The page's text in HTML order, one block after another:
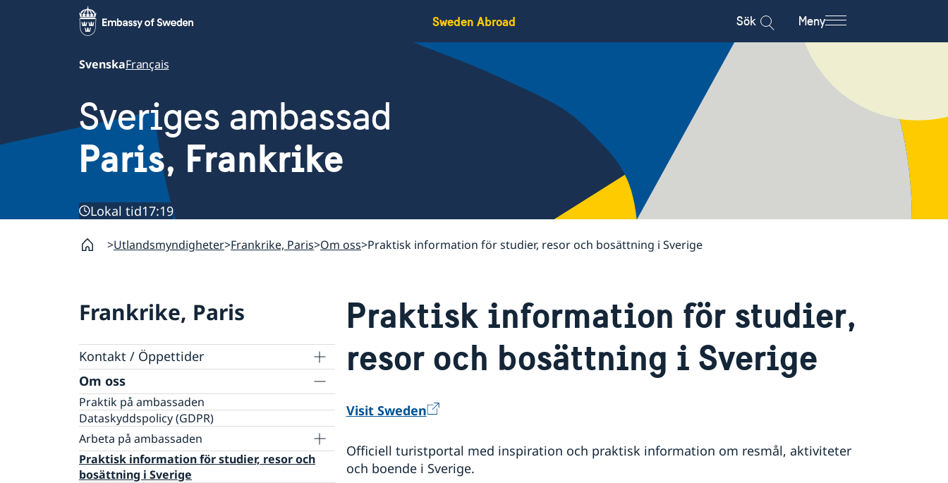
Sweden Abroad Sök Meny
SvenskaFrançais
Sveriges ambassad
Paris, Frankrike
Lokal tid17:19
Utlandsmyndigheter Frankrike, Paris Om oss Praktisk information för studier, resor och bosättning i Sverige
Frankrike, Paris
Kontakt / Öppettider
Svenska institutioner
Svenska och nordiska föreningar
Svenska kyrkor och skolor
Presskontakt vid ambassaden
Frankrike i Sverige
Om oss
Praktik på ambassaden
Dataskyddspolicy (GDPR)
Arbeta på ambassaden
Chaufför med administrativa och logistiska
arbetsuppgifter
Praktisk information för studier, resor och
bosättning i Sverige
Praktisk information för studier,
resor och bosättning i Sverige
Visit Sweden
Officiell turistportal med inspiration och praktisk information om resmål, aktiviteter
och boende i Sverige.